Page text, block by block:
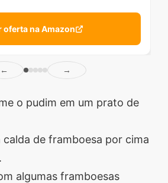
oferta na Amazon
← →
o pudim em um prato de
calda de framboesa por cima
algumas framboesas